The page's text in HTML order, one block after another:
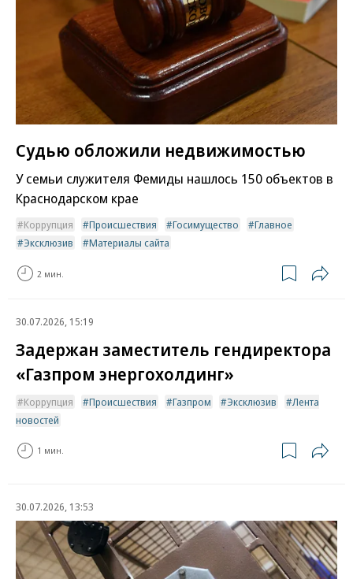
Судью обложили недвижимостью
У семьи служителя Фемиды нашлось 150 объектов в
Краснодарском крае
Коррупция Происшествия Госимущество
Главное
Эксклюзив
Материалы сайта
2 мин.
30.07.2026, 15:19
Задержан заместитель гендиректора
«Газпром энергохолдинг»
Коррупция Происшествия Газпром Эксклюзив
Лента
новостей
1 мин.
30.07.2026, 13:53